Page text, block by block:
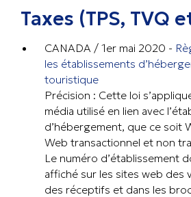
Taxes (TPS, TVQ
CANADA / 1er mai 2020 -
les établissements
touristique
Précision : Cette loi
média utilisé en lien avec
d’hébergement, que ce soit
Web transactionnel et non
Le numéro d’établissement
affiché sur les sites web des
des réceptifs et dans les